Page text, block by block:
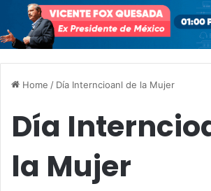
Home / Día Interncioanl de la Mujer
Día
la Mujer